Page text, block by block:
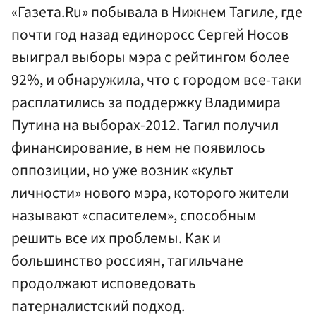
«Газета.Ru» побывала в Нижнем Тагиле, где
почти год назад единоросс Сергей Носов
выиграл выборы мэра с рейтингом более
92%, и обнаружила, что с городом все-таки
расплатились за поддержку Владимира
Путина на выборах-2012. Тагил получил
финансирование, в нем не появилось
оппозиции, но уже возник «культ
личности» нового мэра, которого жители
называют «спасителем», способным
решить все их проблемы. Как и
большинство россиян, тагильчане
продолжают исповедовать
патерналистский подход.